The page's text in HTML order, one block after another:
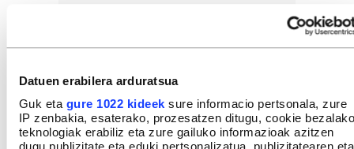
Datuen erabilera arduratsua
Guk eta gure 1022 kideek sure informacio pertsonala, zure
IP zenbakia, esaterako, prozesatzen ditugu, cookie bezalako
teknologiak erabiliz eta zure gailuko informazioak azitzen
dugu publizitate eta eduki pertsonalizatua, publizitatearen eta